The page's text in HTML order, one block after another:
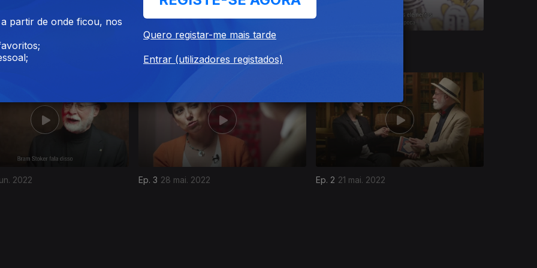
2022 25 jun. 2022
2022 Ep. 3 28 mai. 2022 Ep. 2 21 mai. 2022
partir de onde ficou, nos
Quero registar-me mais tarde
Entrar (utilizadores registados)